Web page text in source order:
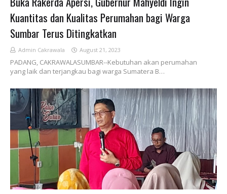
Kuantitas dan Kualitas Perumahan bagi Warga
Sumbar Terus Ditingkatkan
Admin Cakrawala August 21, 2023
PADANG, CAKRAWALASUMBAR--Kebutuhan akan perumahan
yang laik dan terjangkau bagi warga Sumatera B…